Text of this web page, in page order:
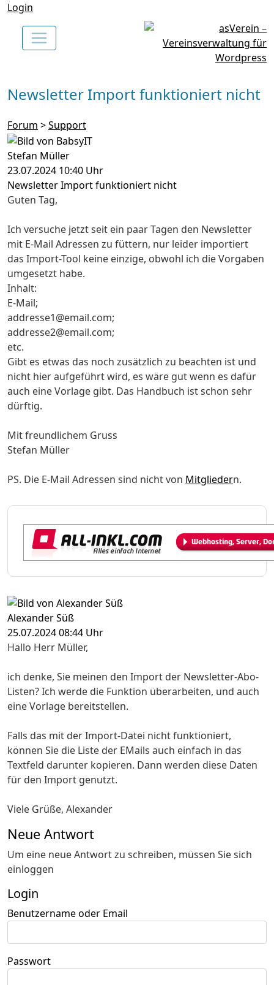
Login
Newsletter Import funktioniert nicht
Forum >Support
Stefan Müller
23.07.2024 10:40 Uhr
Newsletter Import funktioniert nicht
Guten Tag,
Ich versuche jetzt seit ein paar Tagen den Newsletter
mit E-Mail Adressen zu füttern, nur leider importiert
das Import-Tool keine einzige, obwohl ich die Vorgaben
umgesetzt habe.
Inhalt:
E-Mail;
addresse1@email.com;
addresse2@email.com;
etc.
Gibt es etwas das noch zusätzlich zu beachten ist und
nicht hier aufgeführt wird, es wäre gut wenn es dafür
auch eine Vorlage gibt. Das Handbuch ist schon sehr
dürftig.
Mit freundlichem Gruss
Stefan Müller
PS. Die E-Mail Adressen sind nicht von Mitgliedern.
Alexander Süß
25.07.2024 08:44 Uhr
Hallo Herr Müller,
ich denke, Sie meinen den Import der Newsletter-Abo-
Listen? Ich werde die Funktion überarbeiten, und auch
eine Vorlage bereitstellen.
Falls das mit der Import-Datei nicht funktioniert,
können Sie die Liste der EMails auch einfach in das
Textfeld darunter kopieren. Dann werden diese Daten
für den Import genutzt.
Viele Grüße, Alexander
Neue Antwort
Um eine neue Antwort zu schreiben, müssen Sie sich
einloggen
Login
Benutzername oder Email
Passwort